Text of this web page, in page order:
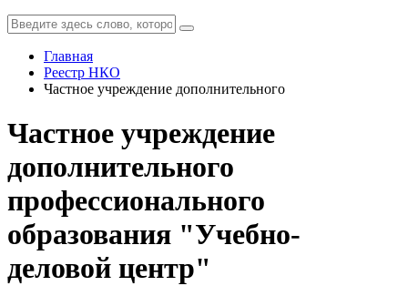
Главная
Реестр НКО
Частное учреждение дополнительного
Частное учреждение
дополнительного
профессионального
образования "Учебно-
деловой центр"